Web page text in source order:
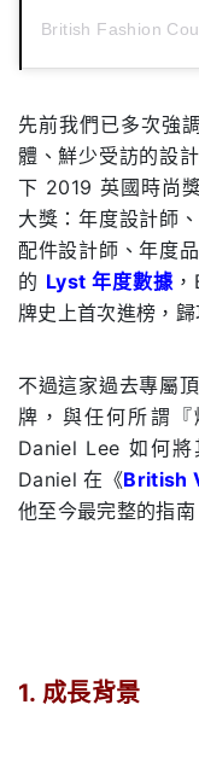
British Fashion
先前我們已多次強
體、鮮少受訪的設
下 2019 英國時尚
大獎：年度設計師
配件設計師、年度
的 Lyst 年度數據
牌史上首次進榜，
不過這家過去專屬
牌，與任何所謂
Daniel Lee 如何
Daniel 在《British
他至今最完整的指南
1. 成長背景